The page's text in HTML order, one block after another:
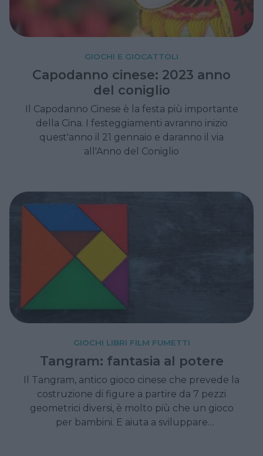
GIOCHI E GIOCATTOLI
Capodanno cinese: 2023 anno
del coniglio
Il Capodanno Cinese è la festa più importante
della Cina. I festeggiamenti avranno inizio
quest'anno il 21 gennaio e daranno il via
all'Anno del Coniglio
GIOCHI LIBRI FILM FUMETTI
Tangram: fantasia al potere
Il Tangram, antico gioco cinese che prevede la
costruzione di figure a partire da 7 pezzi
geometrici diversi, è molto più che un gioco
per bambini. E aiuta a sviluppare